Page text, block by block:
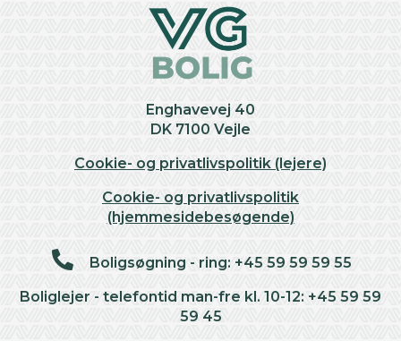
Enghavevej 40
DK 7100 Vejle
Cookie- og privatlivspolitik (lejere)
Cookie- og privatlivspolitik
(hjemmesidebesøgende)
Boligsøgning - ring: +45 59 59 59 55
Boliglejer - telefontid man-fre kl. 10-12: +45 59 59
59 45